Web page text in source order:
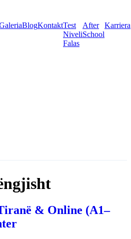
BlogKontaktTest
Niveli
Falas
After
School
Karriera
& Online (A1–